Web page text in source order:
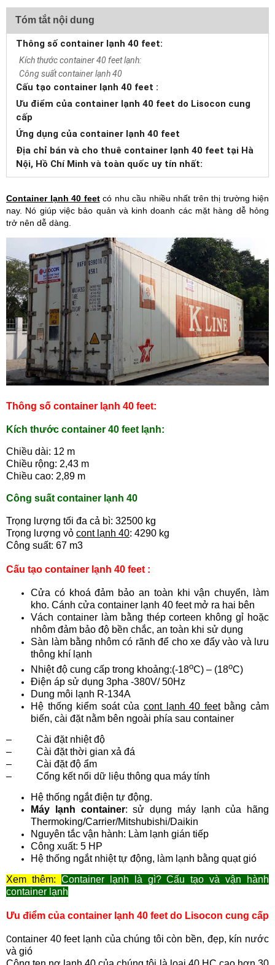
Tóm tắt nội dung
Thông số container lạnh 40 feet:
Kích thước container 40 feet lạnh:
Công suất container lạnh 40
Cấu tạo container lạnh 40 feet :
​Ưu điểm của container lạnh 40 feet do Lisocon cung
cấp
Ứng dụng của container lạnh 40 feet
Địa chỉ bán và cho thuê container lạnh 40 feet tại Hà
Nội, Hồ Chí Minh và toàn quốc uy tín nhất:
Container lạnh 40 feetcó nhu cầu nhiều nhất trên thị trường hiện
nay. Nó giúp việc bảo quản và kinh doanh các mặt hàng dễ hỏng
trở nên dễ dàng.
Thông số container lạnh 40 feet:
Kích thước container 40 feet lạnh:
Chiều dài: 12 m
Chiều rộng: 2,43 m
Chiều cao: 2,89 m
Công suất container lạnh 40
Trọng lượng tối đa cả bì: 32500 kg
Trọng lượng vỏ cont lạnh 40: 4290 kg
Công suất: 67 m3
Cấu tạo container lạnh 40 feet :
Cửa có khoá đảm bảo an toàn khi vận chuyển, làm
kho. Cánh cửa container lạnh 40 feet mở ra hai bên
Vách container làm bằng thép corteen không gỉ hoặc
nhôm đảm bảo độ bền chắc, an toàn khi sử dụng
Sàn làm bằng nhôm có rãnh để cho xe đẩy vào và lưu
thông khí lạnh
Nhiệt độ cung cấp trong khoảng:(-18oC) – (18oC)
Điện áp sử dụng 3pha -380V/ 50Hz
Dung môi lạnh R-134A
Hệ thống kiểm soát của cont lạnh 40 feetbằng cảm
biến, cài đặt nằm bên ngoài phía sau container
– Cài đặt nhiệt độ
– Cài đặt thời gian xả đá
– Cài đặt độ ẩm
– Cổng kết nối dữ liệu thông qua máy tính
Hệ thống ngắt điện tự động.
Máy lạnh container: sử dụng máy lạnh của hãng
Thermoking/Carrier/Mitshubishi/Daikin
Nguyên tắc vận hành: Làm lạnh gián tiếp
Công xuất: 5 HP
Hệ thống ngắt nhiệt tự động, làm lạnh bằng quạt gió
Xem thêm: Container lạnh là gì? Cấu tạo và vận hành
container lạnh
​Ưu điểm của container lạnh 40 feet do Lisocon cung cấp
Container 40 feet lạnh của chúng tôi còn bền, đẹp, kín nước
và gió